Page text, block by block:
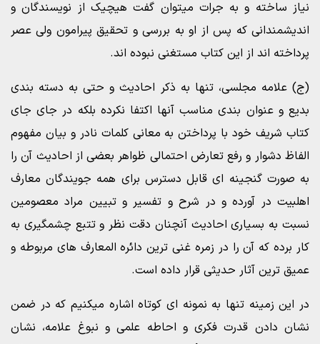
نیاز ساخته و به جرات میتوان گفت هیچیک از نویسندگان و
اندیشمندانی که پس از او به بررسی و تحقیق پیرامون ولی عصر
پرداخته اند از این کتاب مستغنی نبوده اند.
(ج) علامه مجلسی، تنها به ذکر احادیث و حتی به دسته بندی
بدیع و عنوان بندی مناسب آنها اکتفا نکرده بلکه در جای جای
کتاب شریف خود با پرداختن به معانی کلمات نادر و بیان مفهوم
الفاظ دشوار و رفع تعارض احتمالی ظواهر بعضی از احادیث آن را
به صورت گنجینه ای قابل دسترس برای همه جویندگان معارف
اهلبیت در آورده و در شرح و تفسیر و تبیین مراد معصومین
نسبت به بسیاری احادیث آنچنان دقت نظر و تتبع چشمگیری به
کار برده که آن را در زمره غنی ترین دائره المعارف های مربوطه و
عمیق ترین آثار حدیثی قرار داده است.
در این زمینه تنها به نمونه ای کوتاه اشاره میکنیم که در ضمن
نشان دادن قدرت فکری و احاطه علمی و نبوغ علامه، نشان